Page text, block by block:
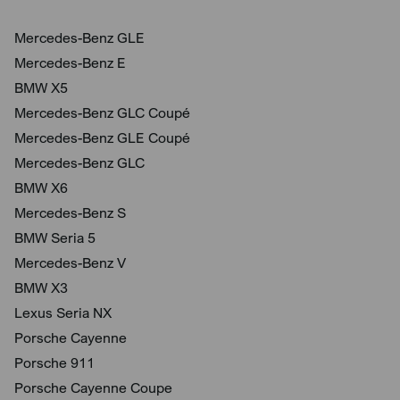
Mercedes-Benz GLE
Mercedes-Benz E
BMW X5
Mercedes-Benz GLC Coupé
Mercedes-Benz GLE Coupé
Mercedes-Benz GLC
BMW X6
Mercedes-Benz S
BMW Seria 5
Mercedes-Benz V
BMW X3
Lexus Seria NX
Porsche Cayenne
Porsche 911
Porsche Cayenne Coupe